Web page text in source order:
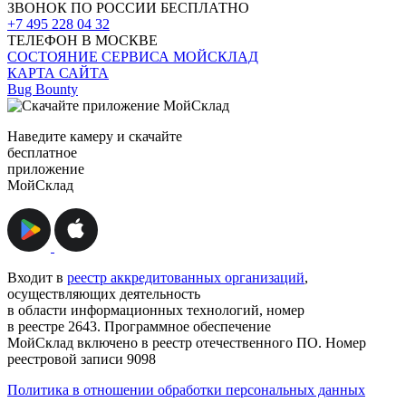
ЗВОНОК ПО РОССИИ БЕСПЛАТНО
+7 495 228 04 32
ТЕЛЕФОН В МОСКВЕ
СОСТОЯНИЕ СЕРВИСА МОЙСКЛАД
КАРТА САЙТА
Bug Bounty
Наведите камеру и скачайте
бесплатное
приложение
МойСклад
Входит в реестр аккредитованных организаций,
осуществляющих деятельность
в области информационных технологий, номер
в реестре 2643. Программное обеспечение
МойСклад включено в реестр отечественного ПО. Номер
реестровой записи 9098
Политика в отношении обработки персональных данных